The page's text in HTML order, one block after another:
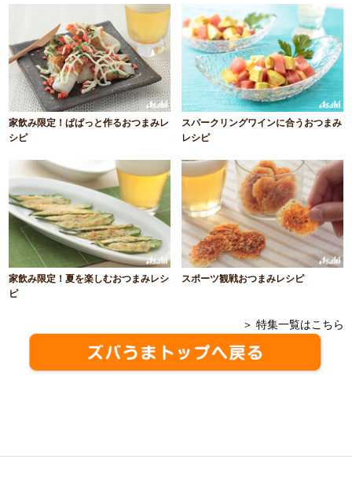
家飲み限定！ぱぱっと作るおつまみレ
シピ
スパークリングワインに合うおつまみ
レシピ
家飲み限定！夏を楽しむおつまみレシ
ピ
スポーツ観戦おつまみレシピ
＞ 特集一覧はこちら